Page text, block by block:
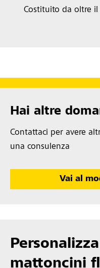
Costituito da oltre
Hai altre
Contattaci per avere
una consulenza
Vai al
mattoncini